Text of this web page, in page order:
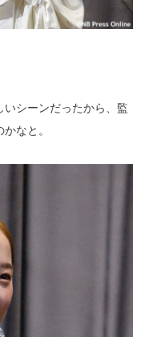
シーンだったから、監
なと。